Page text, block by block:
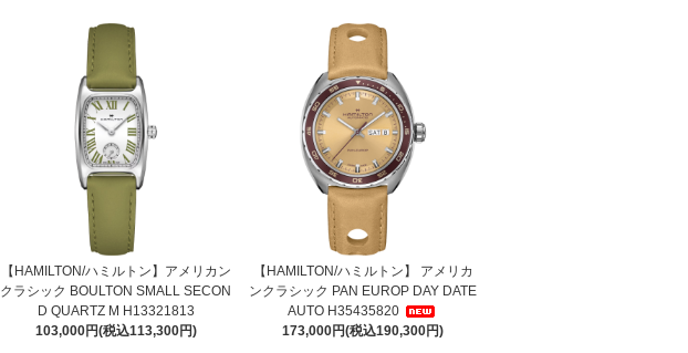
【HAMILTON/ハミルトン】アメリカン
クラシック BOULTON SMALL SECON
D QUARTZ M H13321813
103,000円(税込113,300円)
【HAMILTON/ハミルトン】 アメリカ
ンクラシック PAN EUROP DAY DATE
AUTO H35435820
173,000円(税込190,300円)